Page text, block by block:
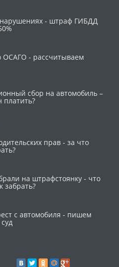
- штраф ГИБДД
ОСАГО - рассчитываем
сбор на автомобиль –
платить?
прав - за что
на штрафстоянку - что
забрать?
с автомобиля - пишем